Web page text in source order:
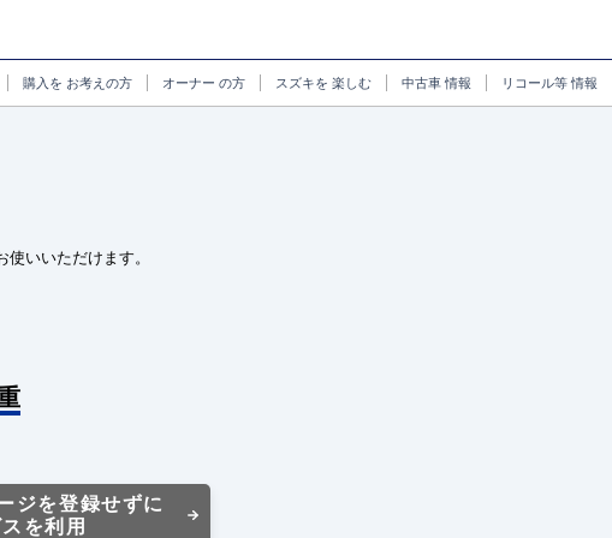
購入を お考えの方 オーナー の方 スズキを 楽しむ 中古車情報 リコール等情報
いいただけます。
ジを登録せずに
を利用